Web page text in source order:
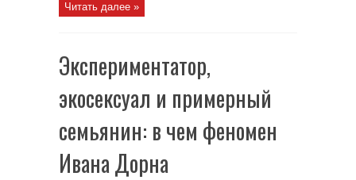
Читать далее »
Экспериментатор,
экосексуал и примерный
семьянин: в чем феномен
Ивана Дорна